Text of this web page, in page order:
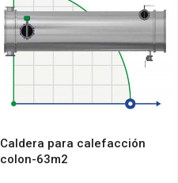
Caldera para calefacción
colon-63m2